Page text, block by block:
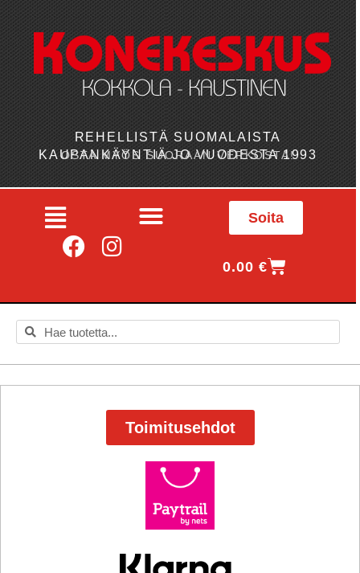
REHELLISTÄ SUOMALAISTA
KAUPANKÄYNTIÄ JO VUODESTA 1993
OSTA MYÖS SUORAAN VERKOSTA!
Soita
0.00€
Toimitusehdot